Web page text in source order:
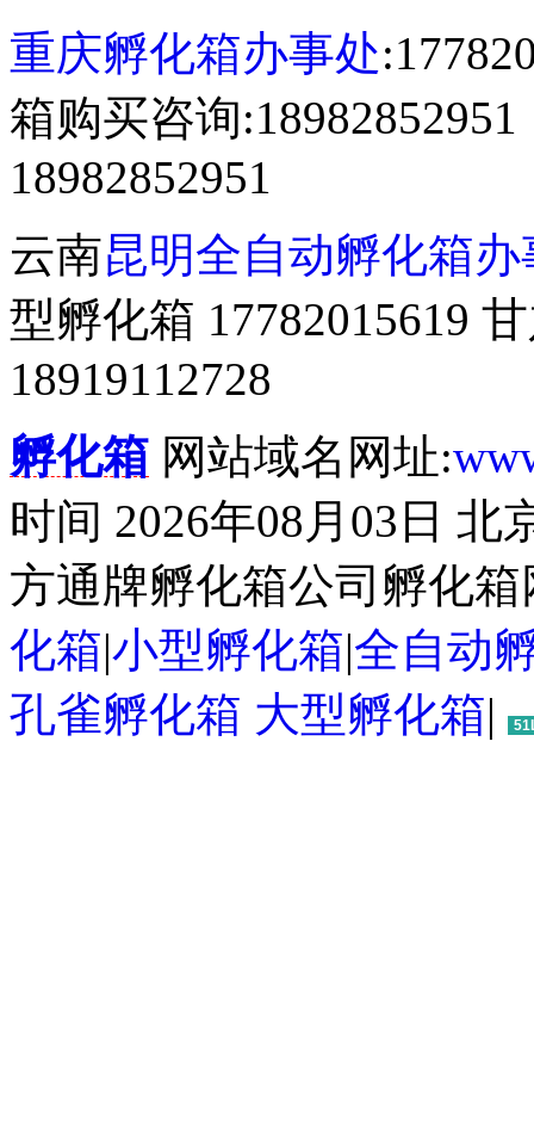
重庆孵化箱办事处
箱购买咨询
18982852951
云南昆明全自动孵化箱办
型孵化箱 17782015619
18919112728
孵化箱 网站域名网址:
时间 2026年08月03日
方通牌孵化箱公司孵化
化箱|小型孵化箱|全自动
孔雀孵化箱 大型孵化箱|